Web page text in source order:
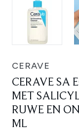
CERAVE
CERAVE SA
MET
RUWE EN
ML